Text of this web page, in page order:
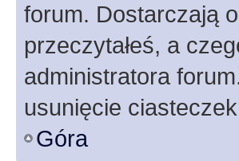
forum. Dostarczają
przeczytałeś, a
administratora
usunięcie
Góra